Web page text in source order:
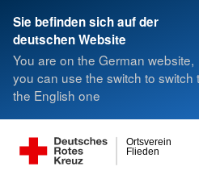
Sie befinden sich auf der
deutschen Website
You are on the German website,
you can use the switch to switch
the English one
Flieden
Ortsverein